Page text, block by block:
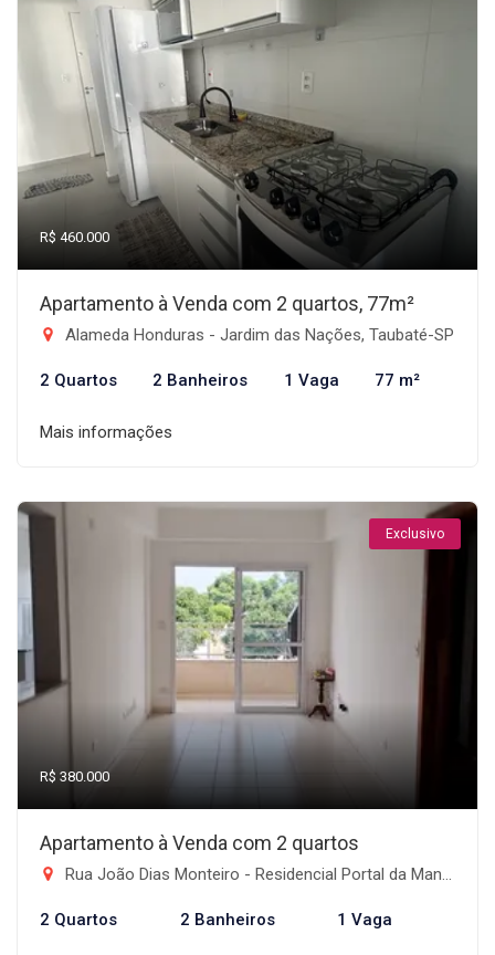
R$ 460.000
Apartamento à Venda com 2 quartos, 77m²
Alameda Honduras - Jardim das Nações, Taubaté-SP
2 Quartos 2 Banheiros 1 Vaga 77 m²
Mais informações
Exclusivo
R$ 380.000
Apartamento à Venda com 2 quartos
Rua João Dias Monteiro - Residencial Portal da Mantiqueira, Taubaté-SP
2 Quartos 2 Banheiros 1 Vaga